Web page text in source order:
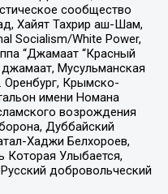
сообщество
Хайят Тахрир аш-Шам,
Socialism/White Power,
“Джамаат “Красный
джамаат, Мусульманская
Оренбург, Крымско-
имени Номана
возрождения
Дуббайский
Хаджи Белхороев,
Которая Улыбается,
добровольческий